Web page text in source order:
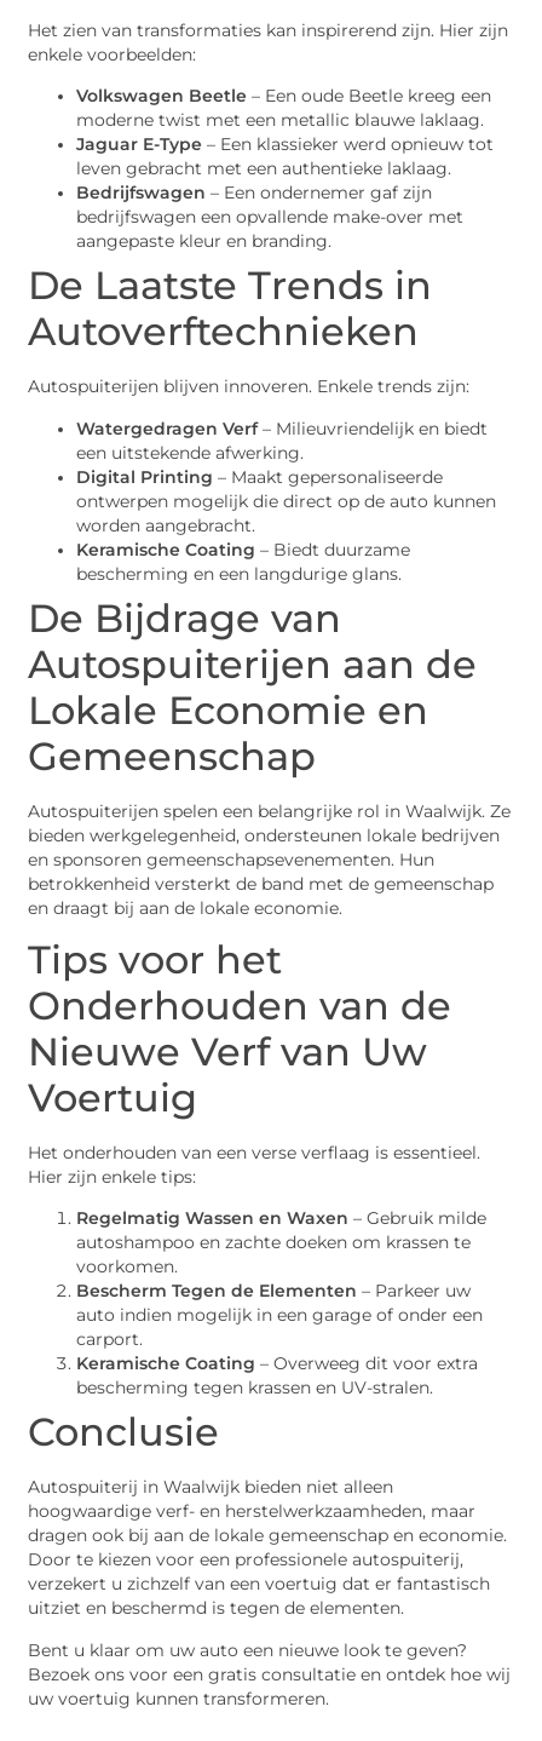
Het zien van transformaties kan inspirerend zijn. Hier zijn
enkele voorbeelden:
Volkswagen Beetle – Een oude Beetle kreeg een
moderne twist met een metallic blauwe laklaag.
Jaguar E-Type – Een klassieker werd opnieuw tot
leven gebracht met een authentieke laklaag.
Bedrijfswagen – Een ondernemer gaf zijn
bedrijfswagen een opvallende make-over met
aangepaste kleur en branding.
De Laatste Trends in
Autoverftechnieken
Autospuiterijen blijven innoveren. Enkele trends zijn:
Watergedragen Verf– Milieuvriendelijk en biedt
een uitstekende afwerking.
Digital Printing – Maakt gepersonaliseerde
ontwerpen mogelijk die direct op de auto kunnen
worden aangebracht.
Keramische Coating – Biedt duurzame
bescherming en een langdurige glans.
De Bijdrage van
Autospuiterijen aan de
Lokale Economie en
Gemeenschap
Autospuiterijen spelen een belangrijke rol in Waalwijk. Ze
bieden werkgelegenheid, ondersteunen lokale bedrijven
en sponsoren gemeenschapsevenementen. Hun
betrokkenheid versterkt de band met de gemeenschap
en draagt bij aan de lokale economie.
Tips voor het
Onderhouden van de
Nieuwe Verf van Uw
Voertuig
Het onderhouden van een verse verflaag is essentieel.
Hier zijn enkele tips:
Regelmatig Wassen en Waxen – Gebruik milde
autoshampoo en zachte doeken om krassen te
voorkomen.
Bescherm Tegen de Elementen – Parkeer uw
auto indien mogelijk in een garage of onder een
carport.
Keramische Coating – Overweeg dit voor extra
bescherming tegen krassen en UV-stralen.
Conclusie
Autospuiterij in Waalwijk bieden niet alleen
hoogwaardige verf- en herstelwerkzaamheden, maar
dragen ook bij aan de lokale gemeenschap en economie.
Door te kiezen voor een professionele autospuiterij,
verzekert u zichzelf van een voertuig dat er fantastisch
uitziet en beschermd is tegen de elementen.
Bent u klaar om uw auto een nieuwe look te geven?
Bezoek ons voor een gratis consultatie en ontdek hoe wij
uw voertuig kunnen transformeren.